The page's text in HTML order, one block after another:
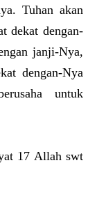
Tuhan akan
dekat dengan-
janji-Nya,
dengan-Nya
untuk
17 Allah swt